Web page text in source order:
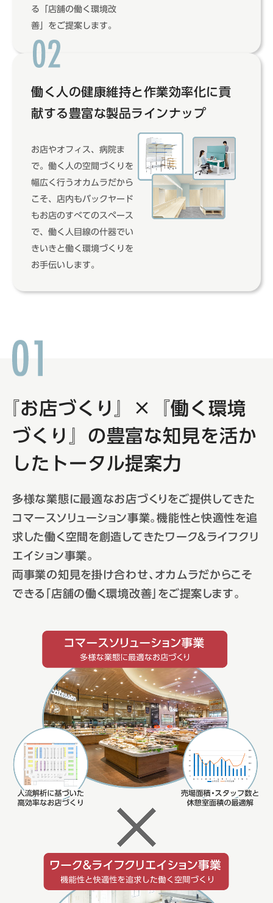
る「店舗の働く環境改
善」をご提案します。
働く人の健康維持と作業効率化に貢
献する豊富な製品ラインナップ
お店やオフィス、病院ま
で。働く人の空間づくりを
幅広く行うオカムラだから
こそ、店内もバックヤード
もお店のすべてのスペース
で、働く人目線の什器でい
きいきと働く環境づくりを
お手伝いします。
『お店づくり』
×『働く環境
づくり』の豊富な知見を活か
したトータル提案力
多様な業態に最適なお店づくりをご提供してきた
コマースソリューション事業。機能性と快適性を追
求した働く空間を創造してきたワーク＆ライフクリ
エイション事業。
両事業の知見を掛け合わせ、オカムラだからこそ
できる「店舗の働く環境改善」をご提案します。